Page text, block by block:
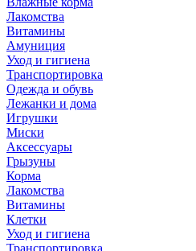
Лакомства
Витамины
Амуниция
Уход и гигиена
Транспортировка
Одежда и обувь
Лежанки и дома
Игрушки
Миски
Аксессуары
Грызуны
Корма
Лакомства
Витамины
Клетки
Уход и гигиена
Транспортировка